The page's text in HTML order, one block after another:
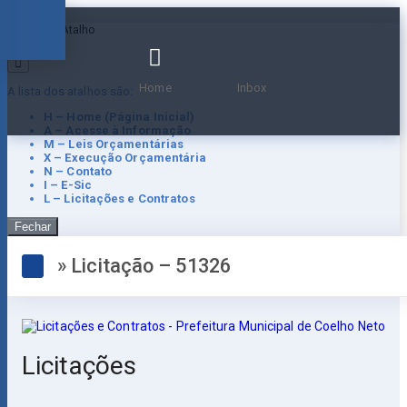
» Licitação – 51326
Licitações
Teclas de Atalho
A lista dos atalhos são:
H – Home (Página Inicial)
A – Acesse à Informação
M – Leis Orçamentárias
X – Execução Orçamentária
N – Contato
I – E-Sic
L – Licitações e Contratos
Fechar
Home Inbox